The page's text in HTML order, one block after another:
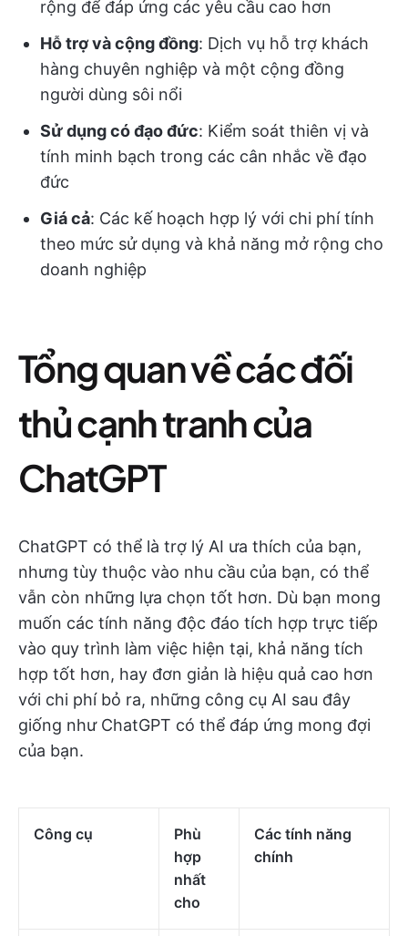
rộng để đáp ứng các yêu cầu cao hơn
Hỗ trợ và cộng đồng: Dịch vụ hỗ trợ khách
hàng chuyên nghiệp và một cộng đồng
người dùng sôi nổi
Sử dụng có đạo đức: Kiểm soát thiên vị và
tính minh bạch trong các cân nhắc về đạo
đức
Giá cả: Các kế hoạch hợp lý với chi phí tính
theo mức sử dụng và khả năng mở rộng cho
doanh nghiệp
Tổng quan về các đối
thủ cạnh tranh của
ChatGPT
ChatGPT có thể là trợ lý AI ưa thích của bạn,
nhưng tùy thuộc vào nhu cầu của bạn, có thể
vẫn còn những lựa chọn tốt hơn. Dù bạn mong
muốn các tính năng độc đáo tích hợp trực tiếp
vào quy trình làm việc hiện tại, khả năng tích
hợp tốt hơn, hay đơn giản là hiệu quả cao hơn
với chi phí bỏ ra, những công cụ AI sau đây
giống như ChatGPT có thể đáp ứng mong đợi
của bạn.
Công cụ
Phù
hợp
nhất
cho
Các tính năng
chính